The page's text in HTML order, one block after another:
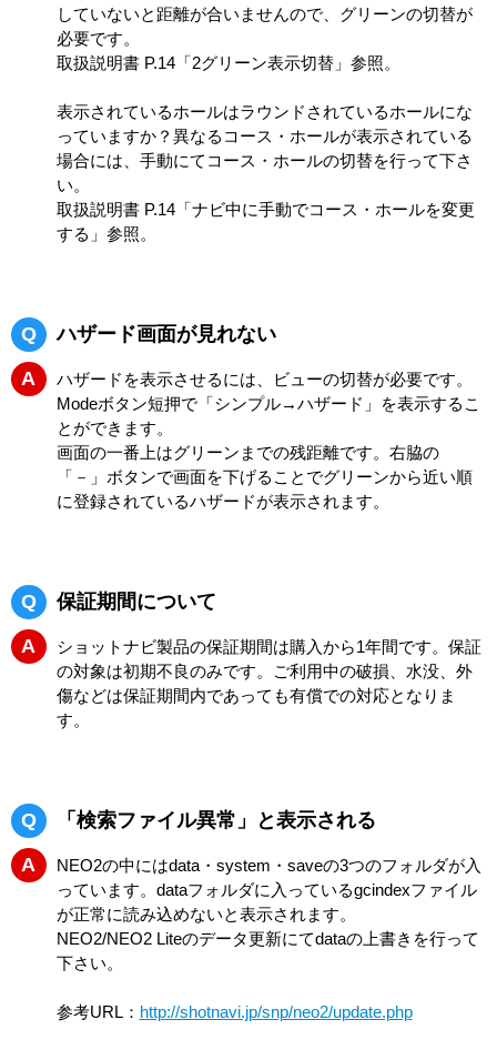
していないと距離が合いませんので、グリーンの切替が
必要です。
取扱説明書 P.14「2グリーン表示切替」参照。
表示されているホールはラウンドされているホールにな
っていますか？異なるコース・ホールが表示されている
場合には、手動にてコース・ホールの切替を行って下さ
い。
取扱説明書 P.14「ナビ中に手動でコース・ホールを変更
する」参照。
Q
ハザード画面が見れない
A
ハザードを表示させるには、ビューの切替が必要です。
Modeボタン短押で「シンプル→ハザード」を表示するこ
とができます。
画面の一番上はグリーンまでの残距離です。右脇の
「－」ボタンで画面を下げることでグリーンから近い順
に登録されているハザードが表示されます。
Q
保証期間について
A
ショットナビ製品の保証期間は購入から1年間です。保証
の対象は初期不良のみです。ご利用中の破損、水没、外
傷などは保証期間内であっても有償での対応となりま
す。
Q
「検索ファイル異常」と表示される
A
NEO2の中にはdata・system・saveの3つのフォルダが入
っています。dataフォルダに入っているgcindexファイル
が正常に読み込めないと表示されます。
NEO2/NEO2 Liteのデータ更新にてdataの上書きを行って
下さい。
参考URL： http://shotnavi.jp/snp/neo2/update.php